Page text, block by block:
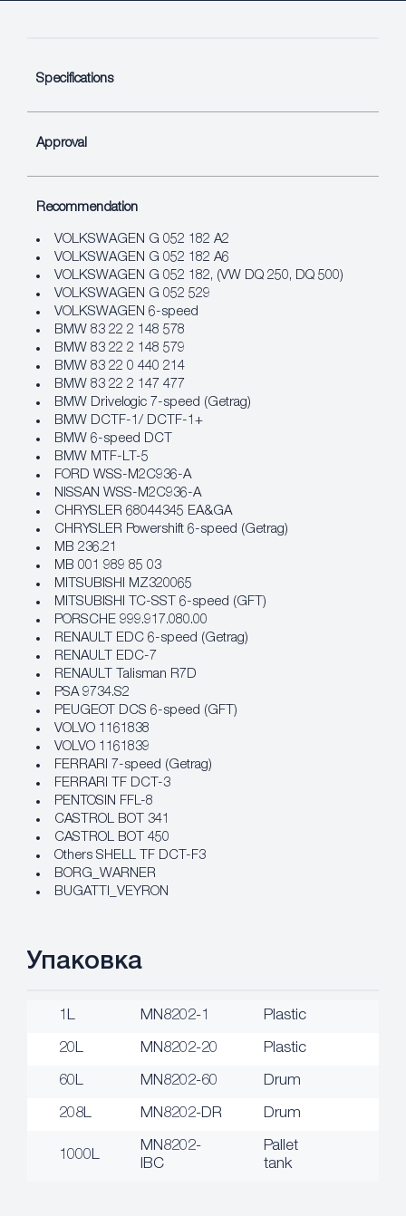
Specifications
Approval
Recommendation
VOLKSWAGEN G 052 182 A2
VOLKSWAGEN G 052 182 A6
VOLKSWAGEN G 052 182, (VW DQ 250, DQ 500)
VOLKSWAGEN G 052 529
VOLKSWAGEN 6-speed
BMW 83 22 2 148 578
BMW 83 22 2 148 579
BMW 83 22 0 440 214
BMW 83 22 2 147 477
BMW Drivelogic 7-speed (Getrag)
BMW DCTF-1/ DCTF-1+
BMW 6-speed DCT
BMW MTF-LT-5
FORD WSS-M2C936-A
NISSAN WSS-M2C936-A
CHRYSLER 68044345 EA&GA
CHRYSLER Powershift 6-speed (Getrag)
MB 236.21
MB 001 989 85 03
MITSUBISHI MZ320065
MITSUBISHI TC-SST 6-speed (GFT)
PORSCHE 999.917.080.00
RENAULT EDC 6-speed (Getrag)
RENAULT EDC-7
RENAULT Talisman R7D
PSA 9734.S2
PEUGEOT DCS 6-speed (GFT)
VOLVO 1161838
VOLVO 1161839
FERRARI 7-speed (Getrag)
FERRARI TF DCT-3
PENTOSIN FFL-8
CASTROL ВОТ 341
CASTROL ВОТ 450
Others SHELL TF DCT-F3
BORG_WARNER
BUGATTI_VEYRON
Упаковка
1L MN8202-1 Plastic
20L MN8202-20 Plastic
60L MN8202-60 Drum
208L MN8202-DR Drum
1000L
MN8202-
IBC
Pallet
tank